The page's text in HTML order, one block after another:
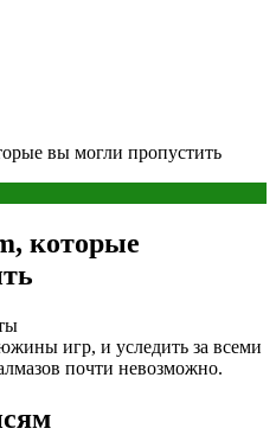
вы могли пропустить
которые
игр, и уследить за всеми
почти невозможно.